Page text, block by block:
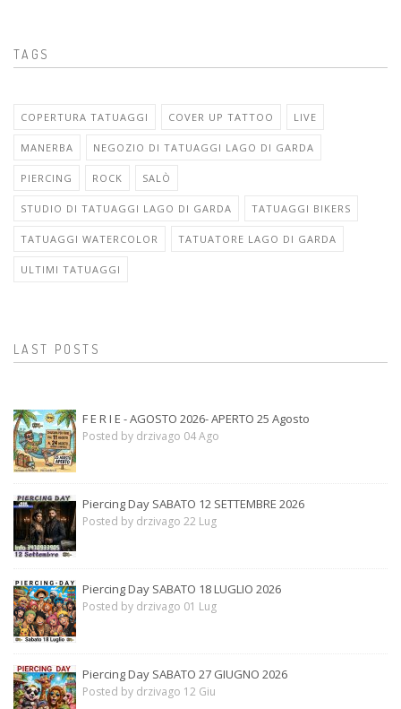
TAGS
COPERTURA TATUAGGI COVER UP TATTOO LIVE
MANERBA NEGOZIO DI TATUAGGI LAGO DI GARDA
PIERCING ROCK SALÒ
STUDIO DI TATUAGGI LAGO DI GARDA TATUAGGI BIKERS
TATUAGGI WATERCOLOR TATUATORE LAGO DI GARDA
ULTIMI TATUAGGI
LAST POSTS
F E R I E - AGOSTO 2026- APERTO 25 Agosto
Posted by drzivago 04 Ago
Piercing Day SABATO 12 SETTEMBRE 2026
Posted by drzivago 22 Lug
Piercing Day SABATO 18 LUGLIO 2026
Posted by drzivago 01 Lug
Piercing Day SABATO 27 GIUGNO 2026
Posted by drzivago 12 Giu